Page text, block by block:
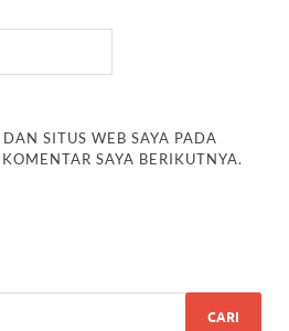
SITUS WEB SAYA PADA
SAYA BERIKUTNYA.